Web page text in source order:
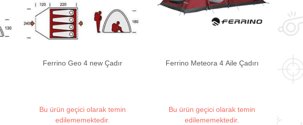
Ferrino Geo 4 new Çadır
Bu ürün geçici olarak temin
edilememektedir.
Ferrino Meteora 4 Aile Çadırı
Bu ürün geçici olarak temin
edilememektedir.